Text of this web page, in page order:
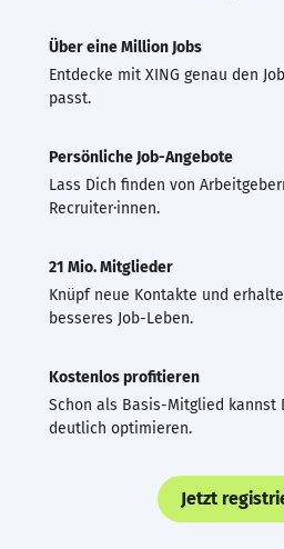
Über eine Million Jobs
Entdecke mit XING genau den
passt.
Persönliche Job-Angebote
Lass Dich finden von
Recruiter·innen.
21 Mio. Mitglieder
Knüpf neue Kontakte und
besseres Job-Leben.
Kostenlos profitieren
Schon als Basis-Mitglied kannst
deutlich optimieren.
Jetzt